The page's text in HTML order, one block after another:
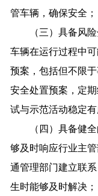
管车辆，确保安全；
（三）具备风险
车辆在运行过程中
预案，包括但不限
安全处置预案，定
试与示范活动稳定有
（四）具备健全
够及时响应行业主
通管理部门建立联
生时能够及时解决；